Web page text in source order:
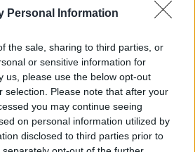
Personal Information
the sale, sharing to third parties, or
or sensitive information for
us, please use the below opt-out
selection. Please note that after your
you may continue seeing
on personal information utilized by
disclosed to third parties prior to
αγροτών οι αποφάσεις
με Μητσοτάκη - Τα
που στέλνουν